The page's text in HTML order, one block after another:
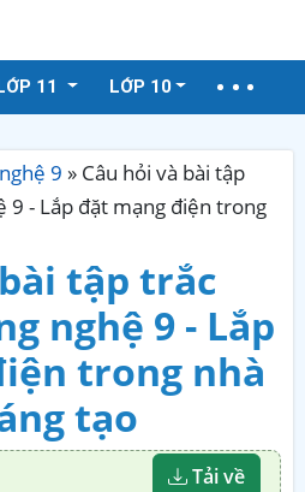
11 LỚP 10
9 » Câu hỏi và bài tập
9 - Lắp đặt mạng điện trong
tập trắc
nghệ 9 - Lắp
trong nhà
tạo
Tải về